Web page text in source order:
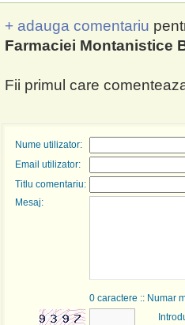
+ adauga comentariu
Farmaciei Montanistice
Fii primul care
Nume utilizator:
Email utilizator:
Titlu comentariu:
Mesaj:
0 caractere :: Numar